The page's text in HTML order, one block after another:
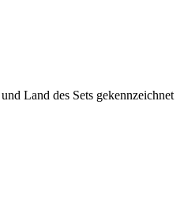
Land des Sets gekennzeichnet